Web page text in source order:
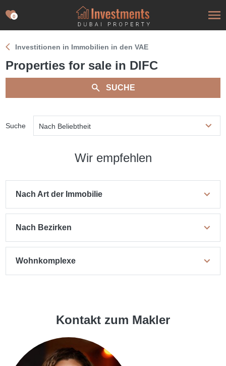
0
Investitionen in Immobilien in den VAE
Properties for sale in DIFC
SUCHE
Suche Nach Beliebtheit
Wir empfehlen
Nach Art der Immobilie
Nach Bezirken
Wohnkomplexe
Kontakt zum Makler